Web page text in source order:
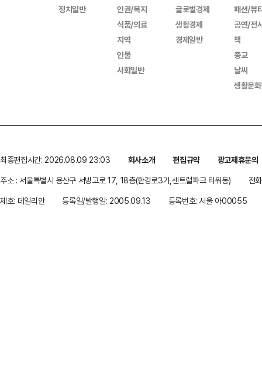
정치일반
인권/복지
식품/의료
지역
인물
사회일반
글로벌경제
생활경제
경제일반
패션/뷰
공연/전
책
종교
날씨
생활문
최종편집시간: 2026.08.09 23:03 회사소개 편집규약
광고제휴문의
주소 : 서울특별시 용산구 서빙고로 17, 18층(한강로3가,센트럴파크 타워동)
전
제호: 데일리안
등록일/발행일: 2005.09.13 등록번호: 서울 아00055